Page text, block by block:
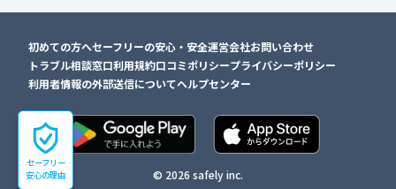
セーフリー
安心の理由
初めての方へセーフリーの安心・安全運営会社お問い合わせ
トラブル相談窓口利用規約口コミポリシープライバシーポリシー
利用者情報の外部送信についてヘルプセンター
© 2026 safely inc.